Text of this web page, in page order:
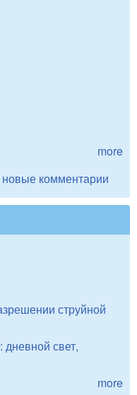
more
струйной
свет,
more